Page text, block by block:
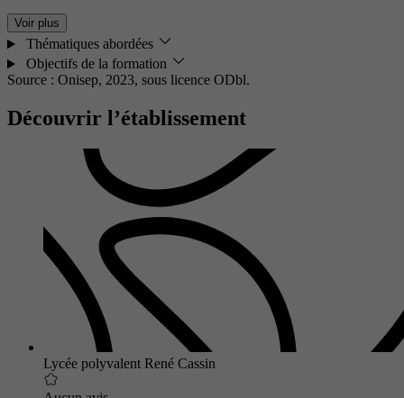
Voir plus
Thématiques abordées
Objectifs de la formation
Source : Onisep, 2023, sous licence ODbl.
Découvrir l’établissement
Lycée polyvalent René Cassin